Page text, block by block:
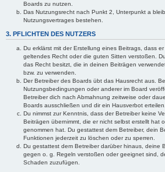
Boards zu nutzen.
Das Nutzungsrecht nach Punkt 2, Unterpunkt a
Nutzungsvertrages bestehen.
3. PFLICHTEN DES NUTZERS
Du erklärst mit der Erstellung eines Beitrags, dass
geltendes Recht oder die guten Sitten verstoßen.
das Recht besitzt, die in deinen Beiträgen
bzw. zu verwenden.
Der Betreiber des Boards übt das Hausrecht aus.
Nutzungsbedingungen oder anderer im Board
Betreiber dich nach Abmahnung zeitweise oder
Boards ausschließen und dir ein Hausverbot erteilen.
Du nimmst zur Kenntnis, dass der Betreiber keine
Beiträgen übernimmt, die er nicht selbst erstellt hat
genommen hat. Du gestattest dem Betreiber, dein
Funktionen jederzeit zu löschen oder zu sperren.
Du gestattest dem Betreiber darüber hinaus, deine
gegen o. g. Regeln verstoßen oder geeignet sind,
Schaden zuzufügen.